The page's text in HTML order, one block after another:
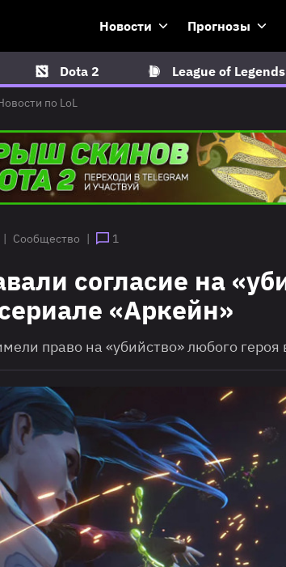
Новости Прогнозы
Dota 2 League of Legends
по LoL
| Сообщество | 1
согласие на
«Аркейн»
право на «убийство» любого героя